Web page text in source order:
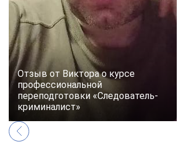
Отзыв от Виктора о курсе
профессиональной
переподготовки «Следователь-
криминалист»